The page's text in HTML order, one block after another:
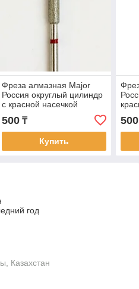
Фреза алмазная Major
Россия округлый цилиндр
с красной насечкой
500₸
Купить
500
год
Казахстан